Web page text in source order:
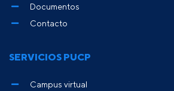
Documentos
Contacto
SERVICIOS PUCP
Campus virtual